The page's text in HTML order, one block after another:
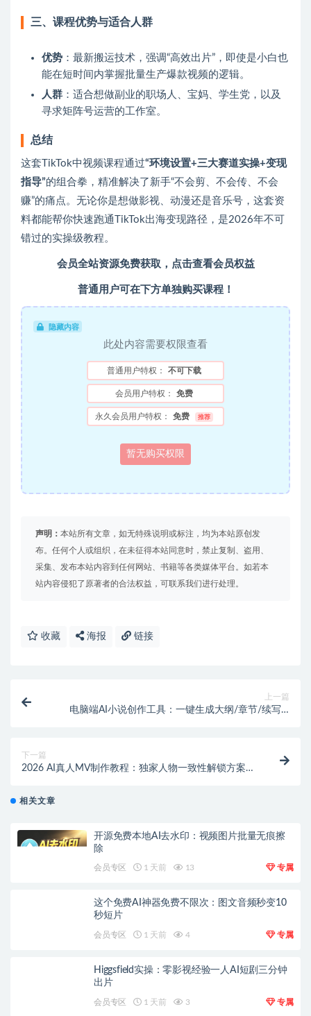
三、课程优势与适合人群
优势 ：最新搬运技术，强调“高效出片”，即使是小白也
能在短时间内掌握批量生产爆款视频的逻辑。
人群 ：适合想做副业的职场人、宝妈、学生党，以及
寻求矩阵号运营的工作室。
总结
这套TikTok中视频课程通过“环境设置+三大赛道实操+变现
指导”的组合拳，精准解决了新手“不会剪、不会传、不会
赚”的痛点。无论你是想做影视、动漫还是音乐号，这套资
料都能帮你快速跑通TikTok出海变现路径，是2026年不可
错过的实操级教程。
会员全站资源免费获取， 点击查看会员权益
普通用户可在下方单独购买课程！
隐藏内容
此处内容需要权限查看
普通用户特权： 不可下载
会员用户特权： 免费
永久会员用户特权： 免费 推荐
暂无购买权限
声明： 本站所有文章，如无特殊说明或标注，均为本站原创发
布。任何个人或组织，在未征得本站同意时，禁止复制、盗用、
采集、发布本站内容到任何网站、书籍等各类媒体平台。如若本
站内容侵犯了原著者的合法权益，可联系我们进行处理。
收藏 海报 链接
上一篇
电脑端AI小说创作工具：一键生成大纲/章节/续写 –
下一篇
2026 AI真人MV制作教程：独家人物一致性解锁方案与
相关文章
开源免费本地AI去水印：视频图片批量无痕擦
除
会员专区 1 天前 13 专属
这个免费AI神器免费不限次：图文音频秒变10
秒短片
会员专区 1 天前 4 专属
Higgsfield实操：零影视经验一人AI短剧三分钟
出片
会员专区 1 天前 3 专属